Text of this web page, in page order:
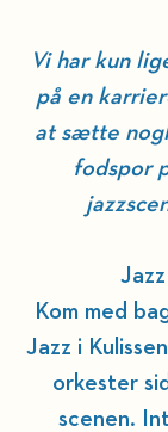
Vi har kun
på en
at sætte
fodspor
Kom med
Jazz i
orkester
scenen.